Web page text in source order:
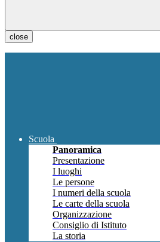
close
Scuola
Panoramica
Presentazione
I luoghi
Le persone
I numeri della scuola
Le carte della scuola
Organizzazione
Consiglio di Istituto
La storia